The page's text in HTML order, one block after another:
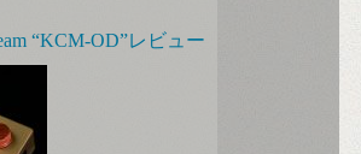
“KCM-OD”レビュー